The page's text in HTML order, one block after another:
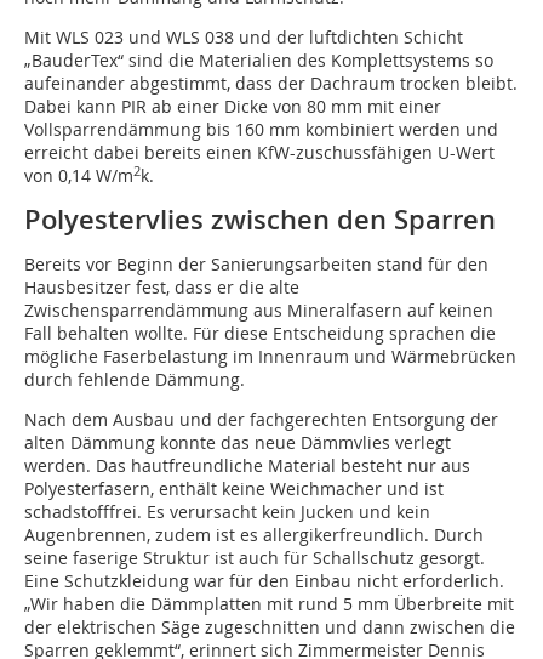
Mit WLS 023 und WLS 038 und der luftdichten Schicht
„BauderTex“ sind die Materialien des Komplettsystems so
aufeinander abgestimmt, dass der Dachraum trocken bleibt.
Dabei kann PIR ab einer Dicke von 80 mm mit einer
Vollsparrendämmung bis 160 mm kombiniert werden und
erreicht dabei bereits einen KfW-zuschussfähigen U-Wert
von 0,14 W/m2k.
Polyestervlies zwischen den Sparren
Bereits vor Beginn der Sanierungsarbeiten stand für den
Hausbesitzer fest, dass er die alte
Zwischensparrendämmung aus Mineralfasern auf keinen
Fall behalten wollte. Für diese Entscheidung sprachen die
mögliche Faserbelastung im Innenraum und Wärmebrücken
durch fehlende Dämmung.
Nach dem Ausbau und der fachgerechten Entsorgung der
alten Dämmung konnte das neue Dämmvlies verlegt
werden. Das hautfreundliche Material besteht nur aus
Polyesterfasern, enthält keine Weichmacher und ist
schadstofffrei. Es verursacht kein Jucken und kein
Augenbrennen, zudem ist es allergikerfreundlich. Durch
seine faserige Struktur ist auch für Schallschutz gesorgt.
Eine Schutzkleidung war für den Einbau nicht erforderlich.
„Wir haben die Dämmplatten mit rund 5 mm Überbreite mit
der elektrischen Säge zugeschnitten und dann zwischen die
Sparren geklemmt“, erinnert sich Zimmermeister Dennis